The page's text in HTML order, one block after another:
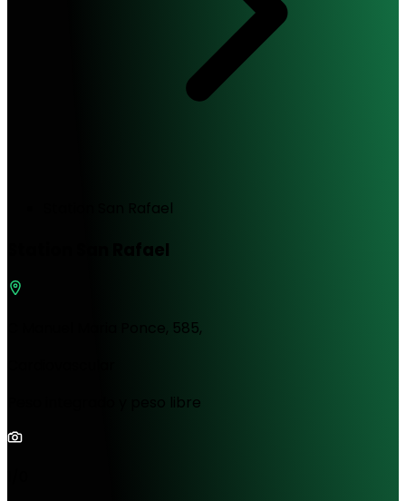
Station San Rafael
Station San Rafael
C Manuel Maria Ponce, 585,
Peso integrado y peso libre